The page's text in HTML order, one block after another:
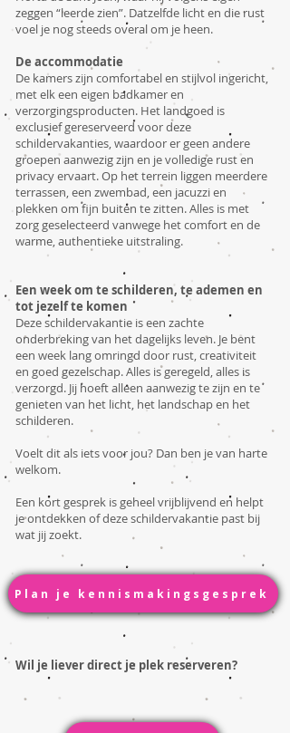
zeggen “leerde zien”. Datzelfde licht en die rust
voel je nog steeds overal om je heen.
De accommodatie
De kamers zijn comfortabel en stijlvol ingericht,
met elk een eigen badkamer en
verzorgingsproducten. Het landgoed is
exclusief gereserveerd voor deze
schildervakanties, waardoor er geen andere
groepen aanwezig zijn en je volledige rust en
privacy ervaart. Op het terrein liggen meerdere
terrassen, een zwembad, een jacuzzi en
plekken om fijn buiten te zitten. Alles is met
zorg geselecteerd vanwege het comfort en de
warme, authentieke uitstraling.
Een week om te schilderen, te ademen en
tot jezelf te komen
Deze schildervakantie is een zachte
onderbreking van het dagelijks leven. Je bent
een week lang omringd door rust, creativiteit
en goed gezelschap. Alles is geregeld, alles is
verzorgd. Jij hoeft alleen aanwezig te zijn en te
genieten van het licht, het landschap en het
schilderen.
Voelt dit als iets voor jou? Dan ben je van harte
welkom.
Een kort gesprek is geheel vrijblijvend en helpt
je ontdekken of deze schildervakantie past bij
wat jij zoekt.
Wil je liever direct je plek reserveren?
Plan je kennismakingsgesprek